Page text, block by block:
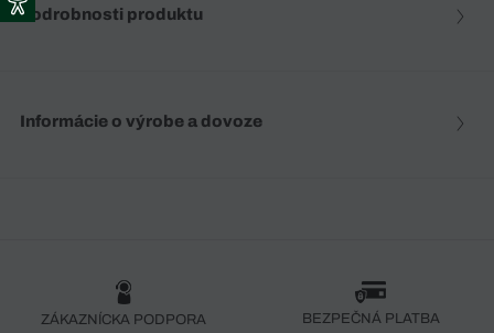
Podrobnosti produktu
Informácie o výrobe a dovoze
ZÁKAZNÍCKA PODPORA BEZPEČNÁ PLATBA